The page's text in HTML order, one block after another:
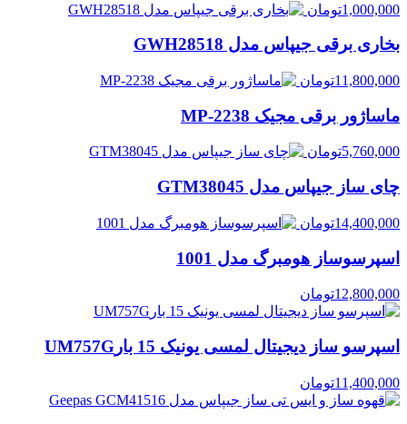
1,000,000تومان
بخاری برقی جیپاس مدل GWH28518
11,800,000تومان
ماساژور برقی مجیک MP-2238
5,760,000تومان
چای ساز جیپاس مدل GTM38045
14,400,000تومان
اسپرسوساز هومبرگ مدل 1001
12,800,000تومان
اسپرسو ساز دیجیتال لمسی یونیک 15 بارUM757G
11,400,000تومان